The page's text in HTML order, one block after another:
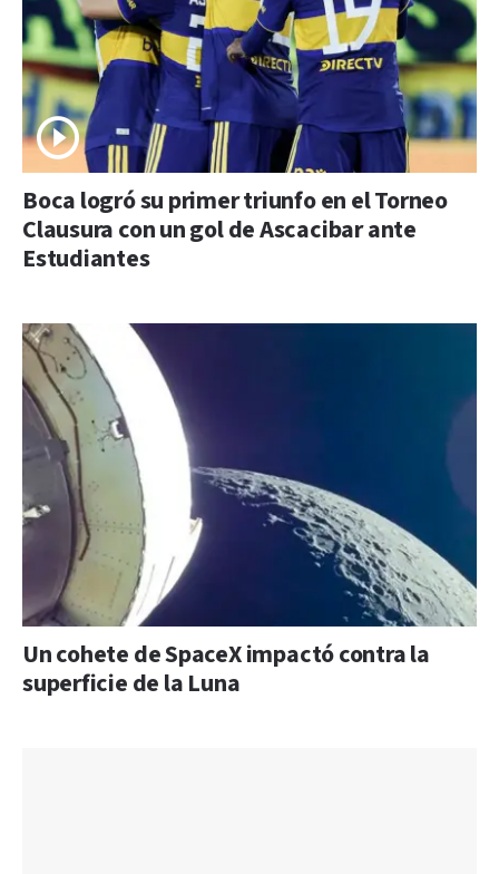
Boca logró su primer triunfo en el Torneo
Clausura con un gol de Ascacibar ante
Estudiantes
Un cohete de SpaceX impactó contra la
superficie de la Luna